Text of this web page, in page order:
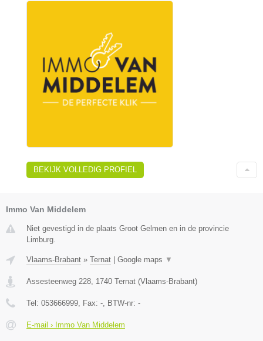
BEKIJK VOLLEDIG PROFIEL
Immo Van Middelem
Niet gevestigd in de plaats Groot Gelmen en in de provincie
Limburg.
Vlaams-Brabant » Ternat Google maps ▼
Assesteenweg 228 1740 Ternat (Vlaams-Brabant)
Tel: 053666999 , Fax: - , BTW-nr: -
E-mail › Immo Van Middelem